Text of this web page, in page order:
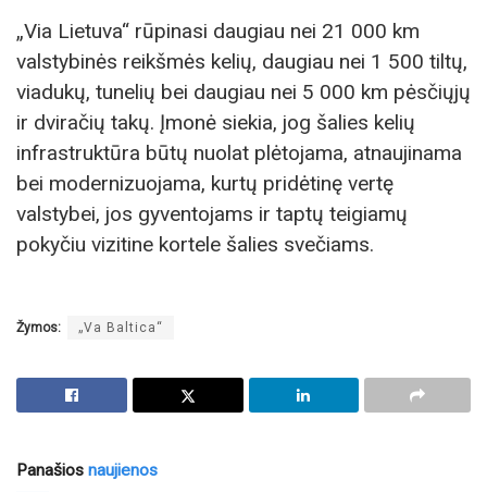
„Via Lietuva“ rūpinasi daugiau nei 21 000 km
valstybinės reikšmės kelių, daugiau nei 1 500 tiltų,
viadukų, tunelių bei daugiau nei 5 000 km pėsčiųjų
ir dviračių takų. Įmonė siekia, jog šalies kelių
infrastruktūra būtų nuolat plėtojama, atnaujinama
bei modernizuojama, kurtų pridėtinę vertę
valstybei, jos gyventojams ir taptų teigiamų
pokyčiu vizitine kortele šalies svečiams.
Žymos: „Va Baltica“
Panašios naujienos